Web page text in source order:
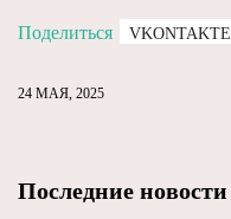
Поделиться VKONTAKTE
24 МАЯ, 2025
Последние новости